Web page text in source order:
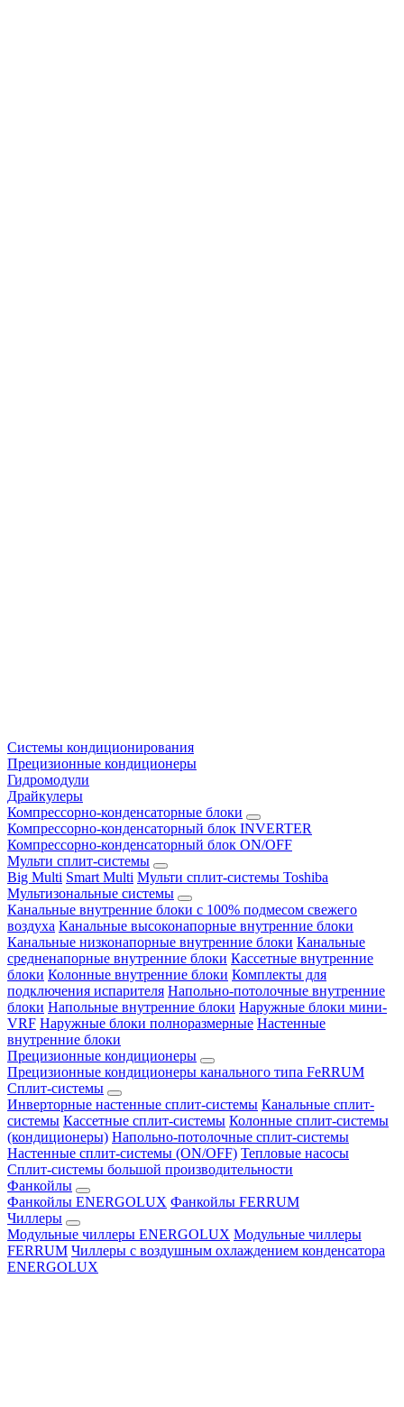
Системы кондиционирования
Прецизионные кондиционеры
Гидромодули
Драйкулеры
Компрессорно-конденсаторные блоки
Компрессорно-конденсаторный блок INVERTER
Компрессорно-конденсаторный блок ON/OFF
Мульти сплит-системы
Big Multi Smart Multi Мульти сплит-системы Toshiba
Мультизональные системы
Канальные внутренние блоки с 100% подмесом свежего
воздуха Канальные высоконапорные внутренние блоки
Канальные низконапорные внутренние блоки Канальные
средненапорные внутренние блоки Кассетные внутренние
блоки Колонные внутренние блоки Комплекты для
подключения испарителя Напольно-потолочные внутренние
блоки Напольные внутренние блоки Наружные блоки мини-
VRF Наружные блоки полноразмерные Настенные
внутренние блоки
Прецизионные кондиционеры
Прецизионные кондиционеры канального типа FeRRUM
Сплит-системы
Инверторные настенные сплит-системы Канальные сплит-
системы Кассетные сплит-системы Колонные сплит-системы
(кондиционеры) Напольно-потолочные сплит-системы
Настенные сплит-системы (ON/OFF) Тепловые насосы
Сплит-системы большой производительности
Фанкойлы
Фанкойлы ENERGOLUX Фанкойлы FERRUM
Чиллеры
Модульные чиллеры ENERGOLUX Модульные чиллеры
FERRUM Чиллеры с воздушным охлаждением конденсатора
ENERGOLUX